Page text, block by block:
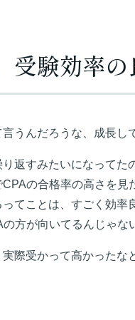
受験効率
うんだろうな、成長
返すみたいになって
の合格率の高さを
てことは、すごく効
方が向いてるんじゃ
実際受かって高かった